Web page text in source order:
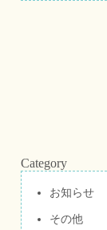
Category
お知らせ
その他